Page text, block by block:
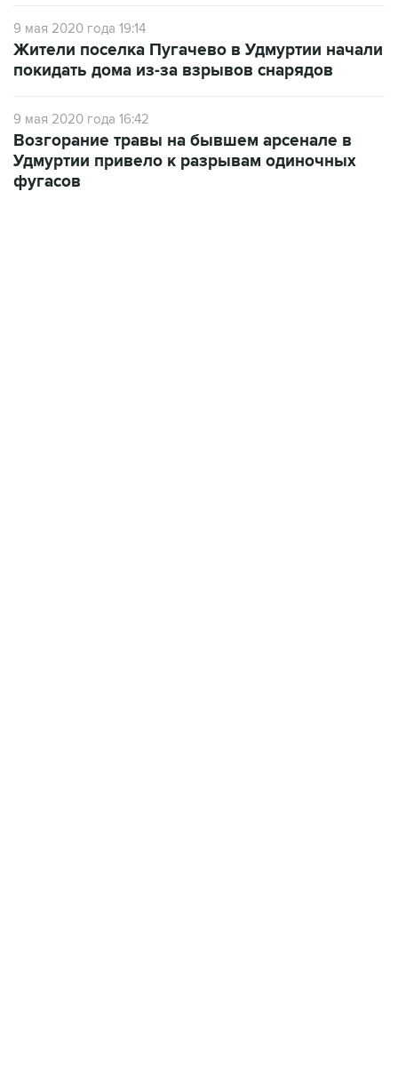
покидать дома из-за взрывов снарядов
9 мая 2020 года 16:42
Удмуртии привело к разрывам одиночных
фугасов